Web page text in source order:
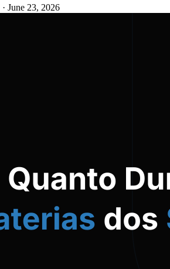
· June 23, 2026